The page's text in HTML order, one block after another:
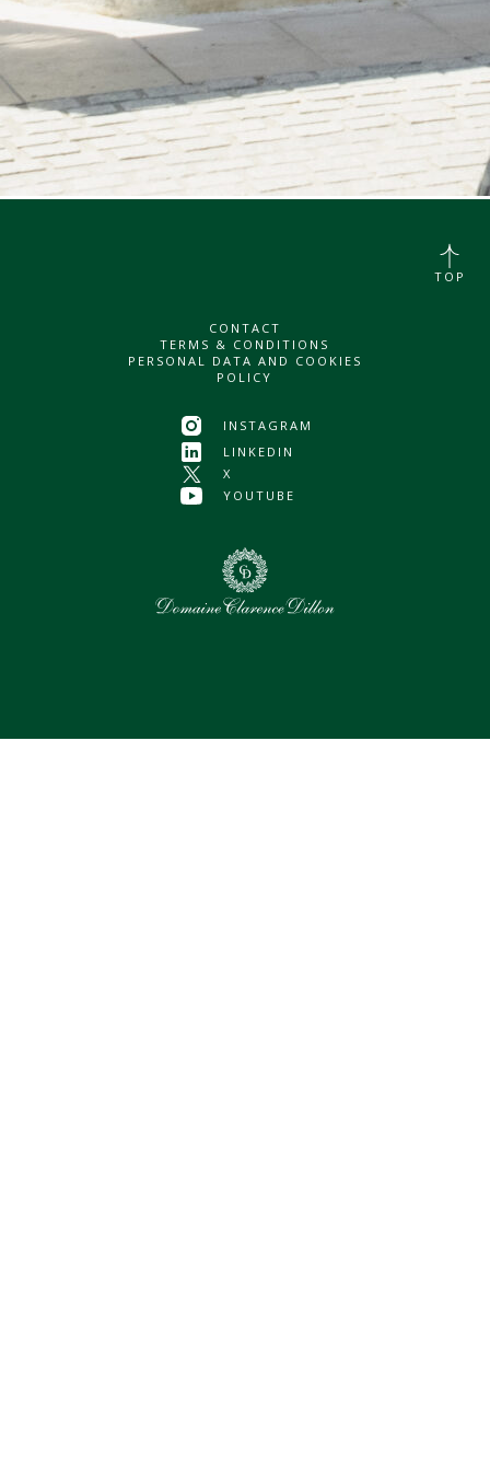
CONTACT
TERMS & CONDITIONS
PERSONAL DATA AND COOKIES
POLICY
INSTAGRAM
LINKEDIN
X
YOUTUBE
TOP